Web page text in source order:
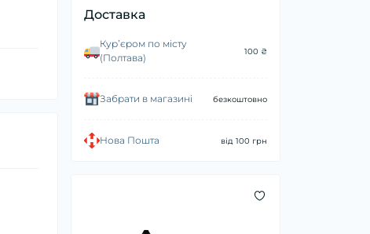
Доставка
Курʼєром по місту
(Полтава)
100 ₴
Забрати в магазині безкоштовно
Нова Пошта від 100 грн